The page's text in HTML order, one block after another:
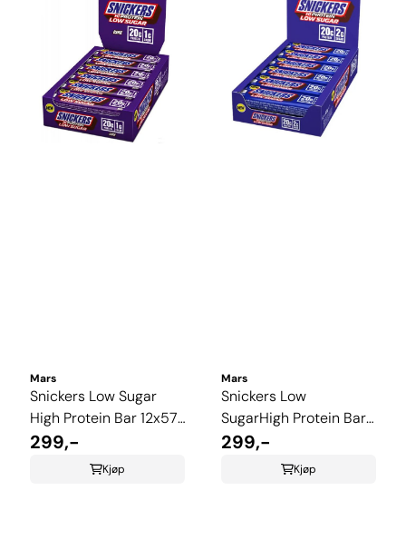
Mars
Snickers Low Sugar
High Protein Bar 12x57g
Dark Chocolate
299,-
Kjøp
Mars
Snickers Low
SugarHigh Protein Bar
12x57 Milk Chocolate
299,-
Kjøp